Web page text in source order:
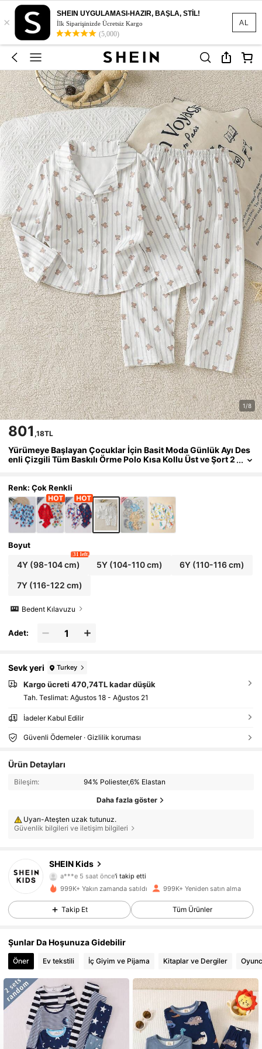
AL
×
SHEIN UYGULAMASI-HAZIR, BAŞLA, STİL!
İlk Siparişinizde Ücretsiz Kargo
(5,000)
1/8
801 ,18TL
Yürümeye Başlayan Çocuklar İçin Basit Moda Günlük Ayı Des
enli Çizgili Tüm Baskılı Örme Polo Kısa Kollu Üst ve Şort 2
Renk: Çok Renkli
Boyut
4Y(98-104 cm)
31 left
5Y (104-110 cm) 6Y(110-116 cm)
7Y(116-122 cm)
Bedent Kılavuzu
Adet:
Sevk yeri Turkey
Kargo ücreti 470,74TL kadar düşük
Tah. Teslimat: Ağustos 18 - Ağustos 21
İadeler Kabul Edilir
Güvenli Ödemeler · Gizlilik koruması
Ürün Detayları
Bileşim: 94% Poliester,6% Elastan
Daha fazla göster
Uyarı-Ateşten uzak tutunuz.
Güvenlik bilgileri ve iletişim bilgileri
SHEIN Kids
4,89
810K Takipçiler
a***e 5 saat önce'i takip etti
4,89
810K Takipçiler
810K Takipçiler
4,89 810K Takipçiler
4,89 810K Takipçiler
999K+ Yakın zamanda satıldı 999K+ Yeniden satın alma
Takip Et Tüm Ürünler
Şunlar Da Hoşunuza Gidebilir
Öner Ev tekstili İç Giyim ve Pijama Kitaplar ve Dergiler